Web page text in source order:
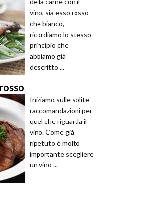
vino, sia esso rosso
che bianco,
ricordiamo lo stesso
principio che
abbiamo già
descritto ...
Iniziamo sulle solite
raccomandazioni per
quel che riguarda il
vino. Come già
ripetuto è molto
importante scegliere
un vino ...